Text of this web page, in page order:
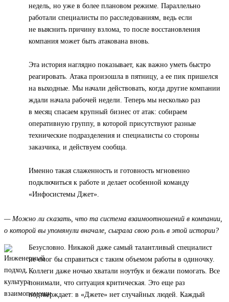
недель, но уже в более плановом режиме. Параллельно
работали специалисты по расследованиям, ведь если
не выяснить причину взлома, то после восстановления
компания может быть атакована вновь.
Эта история наглядно показывает, как важно уметь быстро
реагировать. Атака произошла в пятницу, а ее пик пришелся
на выходные. Мы начали действовать, когда другие компании
ждали начала рабочей недели. Теперь мы несколько раз
в месяц спасаем крупный бизнес от атак: собираем
оперативную группу, в которой присутствуют разные
технические подразделения и специалисты со стороны
заказчика, и действуем сообща.
Именно такая слаженность и готовность мгновенно
подключиться к работе и делает особенной команду
«Инфосистемы Джет».
— Можно ли сказать, что та система взаимоотношений в компании,
о которой вы упомянули вначале, сыграла свою роль в этой истории?
Безусловно. Никакой даже самый талантливый специалист
не смог бы справиться с таким объемом работы в одиночку.
Коллеги даже ночью хватали ноутбук и бежали помогать. Все
понимали, что ситуация критическая. Это еще раз
подтверждает: в «Джете» нет случайных людей. Каждый